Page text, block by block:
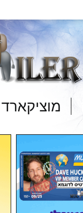
מוציקארד